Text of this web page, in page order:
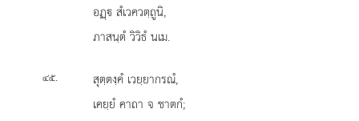
อฏฺ สํเวควตฺถูนิ,
ภาสนฺตํ วิวิธํ นเม.
๔๕. สุตฺตงฺคํ เวยฺยากรณํ,
เคยฺยํ คาถา จ ชาตกํ;